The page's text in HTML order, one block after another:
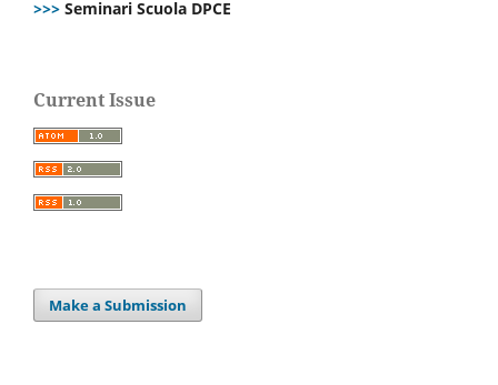
>>> Seminari Scuola DPCE
Current Issue
Make a Submission